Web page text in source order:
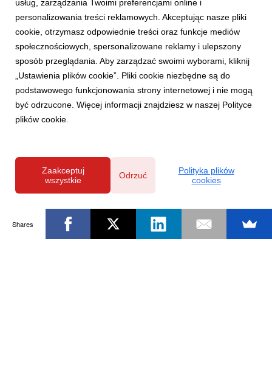
Powered by
usług, zarządzania Twoimi preferencjami online i
personalizowania treści reklamowych. Akceptując nasze pliki
cookie, otrzymasz odpowiednie treści oraz funkcje mediów
społecznościowych, spersonalizowane reklamy i ulepszony
sposób przeglądania. Aby zarządzać swoimi wyborami, kliknij
„Ustawienia plików cookie”. Pliki cookie niezbędne są do
podstawowego funkcjonowania strony internetowej i nie mogą
być odrzucone. Więcej informacji znajdziesz w naszej Polityce
plików cookie.
Zaakceptuj
wszystkie
Odrzuć
Polityka plików
cookies
Shares